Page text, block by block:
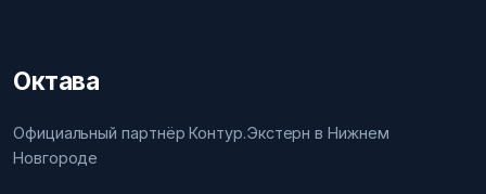
Октава
Официальный партнёр Контур.Экстерн в Нижнем
Новгороде